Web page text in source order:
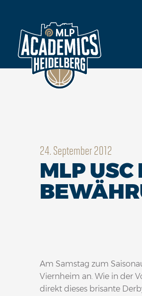
24. September 2012
MLP
Am Samstag zum
Viernheim an. Wie in der
direkt dieses brisante